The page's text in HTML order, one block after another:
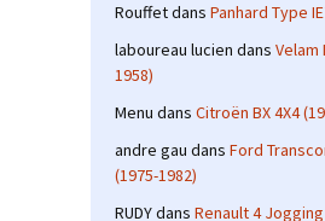
Rouffetdans Panhard Type
laboureau lucien dans Velam
1958)
Menu dans Citroën BX 4X4
andre gau dans Ford
(1975-1982)
RUDYdans Renault 4 Jogging